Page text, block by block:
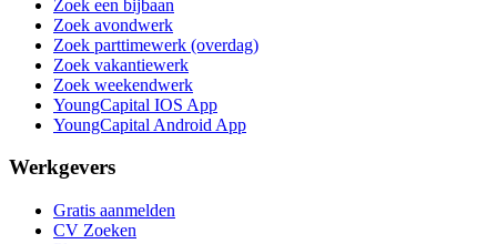
Zoek een bijbaan
Zoek avondwerk
Zoek parttimewerk (overdag)
Zoek vakantiewerk
Zoek weekendwerk
YoungCapital IOS App
YoungCapital Android App
Werkgevers
Gratis aanmelden
CV Zoeken